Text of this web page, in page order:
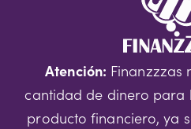
Atención: Finanzzzas
cantidad de dinero para
producto financiero, ya